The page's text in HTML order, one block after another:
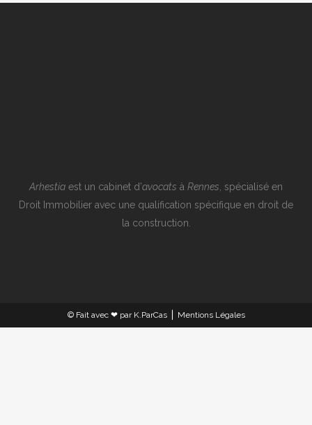
Arhestia est un cabinet d’avocats à Rennes , spécialisé en
Droit Immobilier avec une qualification spécifique en droit de
la construction.
© Fait avec ❤︎ par K.ParCas⎪ Mentions Légales